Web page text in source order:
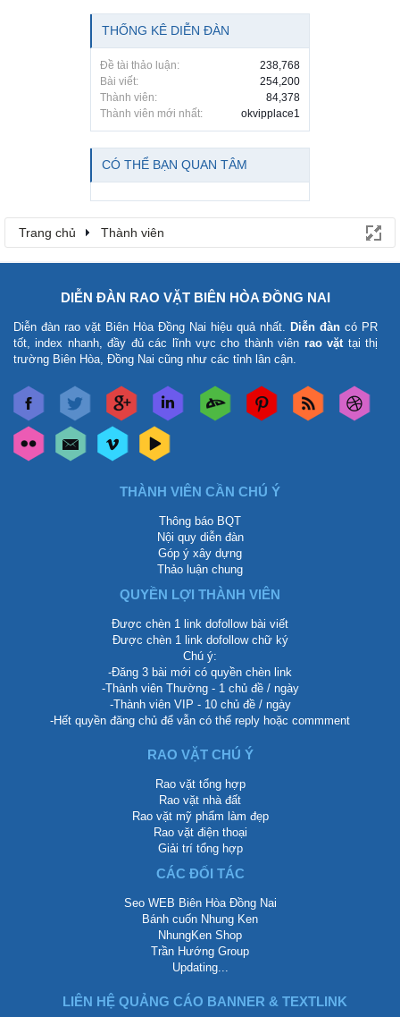
THỐNG KÊ DIỄN ĐÀN
Đề tài thảo luận:
238,768
Bài viết:
254,200
Thành viên:
84,378
Thành viên mới nhất:
okvipplace1
CÓ THỂ BẠN QUAN TÂM
Trang chủ Thành viên
DIỄN ĐÀN RAO VẶT BIÊN HÒA ĐỒNG NAI
Diễn đàn rao vặt Biên Hòa Đồng Nai hiệu quả nhất. Diễn đàn có PR
tốt, index nhanh, đầy đủ các lĩnh vực cho thành viên rao vặttại thị
trường Biên Hòa, Đồng Nai cũng như các tỉnh lân cận.
THÀNH VIÊN CẦN CHÚ Ý
Thông báo BQT
Nội quy diễn đàn
Góp ý xây dựng
Thảo luận chung
QUYỀN LỢI THÀNH VIÊN
Được chèn 1 link dofollow bài viết
Được chèn 1 link dofollow chữ ký
Chú ý:
-Đăng 3 bài mới có quyền chèn link
-Thành viên Thường - 1 chủ đề / ngày
-Thành viên VIP - 10 chủ đề / ngày
-Hết quyền đăng chủ để vẫn có thể reply hoặc commment
RAO VẶT CHÚ Ý
Rao vặt tổng hợp
Rao vặt nhà đất
Rao vặt mỹ phẩm làm đẹp
Rao vặt điện thoại
Giải trí tổng hợp
CÁC ĐỐI TÁC
Seo WEB Biên Hòa Đồng Nai
Bánh cuốn Nhung Ken
NhungKen Shop
Trần Hướng Group
Updating...
LIÊN HỆ QUẢNG CÁO BANNER & TEXTLINK